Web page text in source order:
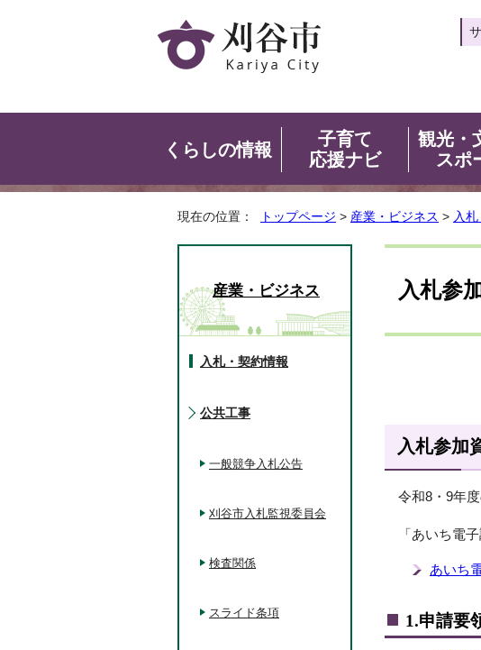
くらしの情報
子育て
応援ナビ
観光・
スポ
現在の位置： トップページ > 産業・ビジネス > 入
入札参
入札参加
令和8・9年
「あいち電
あいち
1.申請要
産業・ビジネス
入札・契約情報
公共工事
一般競争入札公告
刈谷市入札監視委員会
検査関係
スライド条項